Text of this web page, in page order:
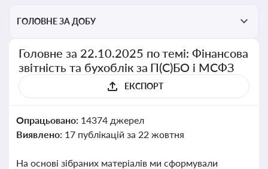
ГОЛОВНЕ ЗА ДОБУ
Головне за 22.10.2025 по темі: Фінансова
звітність та бухоблік за П(С)БО і МСФЗ
ЕКСПОРТ
Опрацьовано: 14374 джерел
Виявлено: 17 публікацій за 22 жовтня
На основі зібраних матеріалів ми сформували